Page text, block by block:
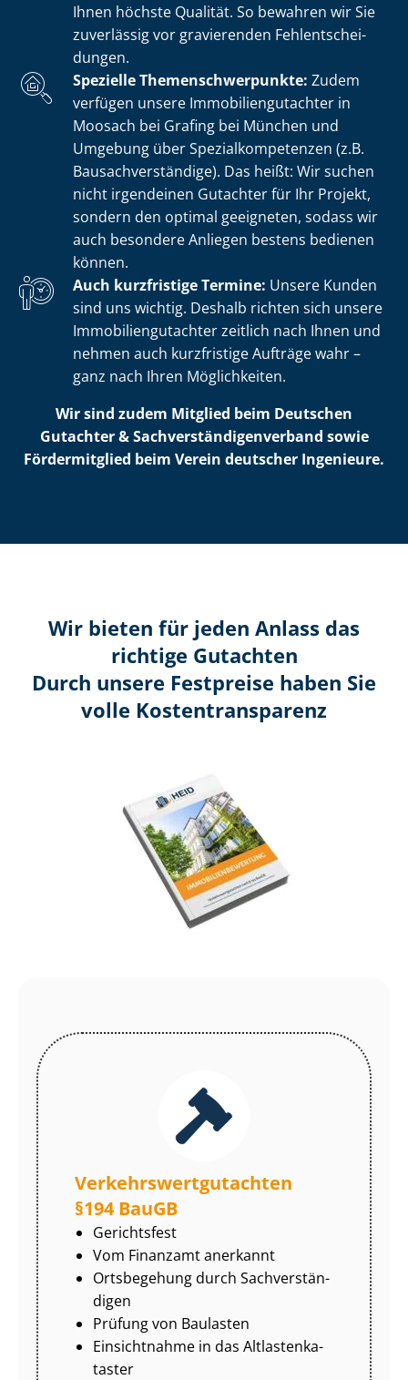
Ihnen höchste Qualität. So bewahren wir Sie
zuverlässig vor gravierenden Fehl­ent­schei­
dun­gen.
Spezielle The­men­schwer­punk­te: Zudem
verfügen unsere Im­mo­bi­li­en­gut­ach­ter in
Moosach bei Grafing bei München und
Umgebung über Spe­zi­al­kom­pe­ten­zen (z.B.
Bau­sach­ver­stän­di­ge). Das heißt: Wir suchen
nicht irgendeinen Gutachter für Ihr Projekt,
sondern den optimal geeigneten, sodass wir
auch besondere Anliegen bestens bedienen
können.
Auch kurzfristige Termine: Unsere Kunden
sind uns wichtig. Deshalb richten sich unsere
Im­mo­bi­li­en­gut­ach­ter zeitlich nach Ihnen und
nehmen auch kurzfristige Aufträge wahr –
ganz nach Ihren Möglichkeiten.
Wir sind zudem Mitglied beim Deutschen
Gutachter & Sach­ver­stän­di­gen­ver­band sowie
Fördermitglied beim Verein deutscher Ingenieure.
Wir bieten für jeden Anlass das
richtige Gutachten
Durch unsere Festpreise haben Sie
volle Kosten­transparenz
Ver­kehrs­wert­gut­ach­ten
§194 BauGB
Gerichtsfest
Vom Finanzamt anerkannt
Ortsbegehung durch Sach­ver­stän­
di­gen
Prüfung von Baulasten
Einsichtnahme in das Alt­las­ten­ka­
tas­ter